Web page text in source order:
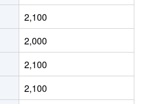
2,100
2,000
2,100
2,100